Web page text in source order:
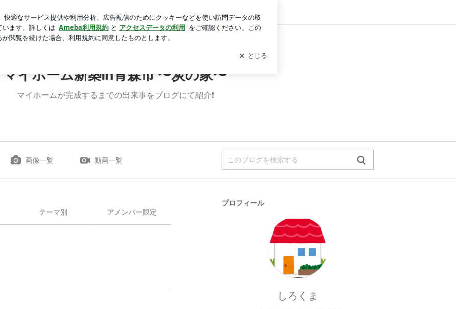
集めた本 ログイン
マイホーム新築in青森市 〜炭の家〜
マイホームが完成するまでの出来事をブログにて紹介❗️
画像一覧 動画一覧
テーマ別 アメンバー限定
プロフィール
しろくま